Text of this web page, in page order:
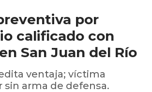
por
calificado con
San Juan del Río
ventaja; víctima
arma de defensa.